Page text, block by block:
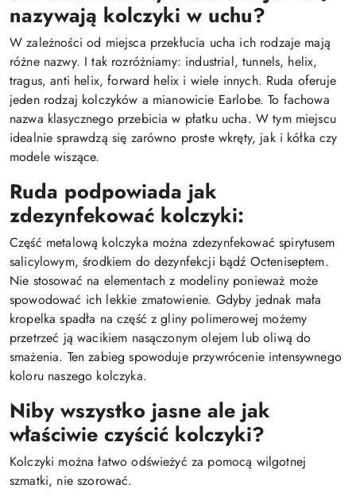
nazywają kolczyki w uchu?
W zależności od miejsca przekłucia ucha ich rodzaje mają
różne nazwy. I tak rozróżniamy: industrial, tunnels, helix,
tragus, anti helix, forward helix i wiele innych. Ruda oferuje
jeden rodzaj kolczyków a mianowicie Earlobe. To fachowa
nazwa klasycznego przebicia w płatku ucha. W tym miejscu
idealnie sprawdzą się zarówno proste wkręty, jak i kółka czy
modele wiszące.
Ruda podpowiada jak
zdezynfekować kolczyki:
Część metalową kolczyka można zdezynfekować spirytusem
salicylowym, środkiem do dezynfekcji bądź Octeniseptem.
Nie stosować na elementach z modeliny ponieważ może
spowodować ich lekkie zmatowienie. Gdyby jednak mała
kropelka spadła na część z gliny polimerowej możemy
przetrzeć ją wacikiem nasączonym olejem lub oliwą do
smażenia. Ten zabieg spowoduje przywrócenie intensywnego
koloru naszego kolczyka.
Niby wszystko jasne ale jak
właściwie czyścić kolczyki?
Kolczyki można łatwo odświeżyć za pomocą wilgotnej
szmatki, nie szorować.